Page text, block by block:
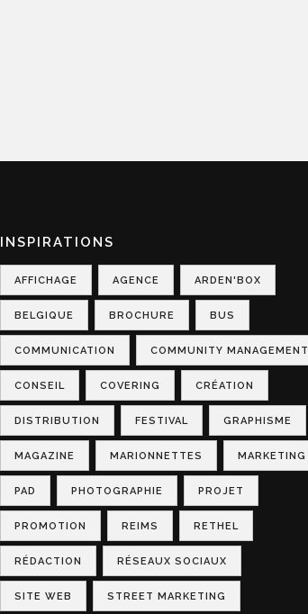
INSPIRATIONS
AFFICHAGE AGENCE ARDEN'BOX
BELGIQUE BROCHURE BUS
COMMUNICATION COMMUNITY MANAGEMENT
CONSEIL COVERING CRÉATION
DISTRIBUTION FESTIVAL GRAPHISME
MAGAZINE MARIONNETTES MARKETING
PAD PHOTOGRAPHIE PROJET
PROMOTION REIMS RETHEL
RÉDACTION RÉSEAUX SOCIAUX
SITE WEB STREET MARKETING